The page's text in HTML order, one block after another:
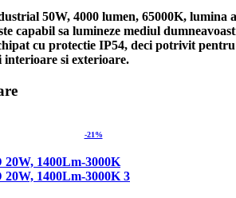
50W, 4000 lumen, 65000K, lumina
capabil sa lumineze mediul
cu protectie IP54, deci potrivit pentru
interioare si exterioare.
-21%